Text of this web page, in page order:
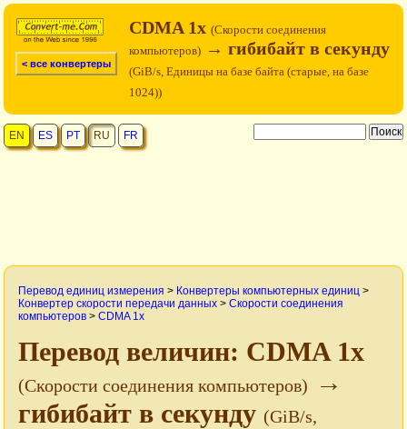
< все конвертеры
CDMA 1x (Cкорости соединения
компьютеров) → гибибайт в секунду
(GiB/s, Единицы на базе байта (старые, на базе
1024))
EN ES PT RU FR
Перевод единиц измерения > Конвертеры компьютерных единиц >
Конвертер скорости передачи данных > Cкорости соединения
компьютеров > CDMA 1x
Перевод величин: CDMA 1x
(Cкорости соединения компьютеров)
→
гибибайт в секунду (GiB/s,